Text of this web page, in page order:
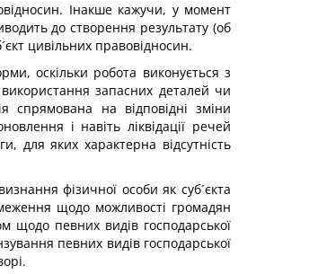
Інакше кажучи, у момент
до створення результату (об
цивільних правовідносин.
оскільки робота виконується з
запасних деталей чи
спрямована на відповідні зміни
і навіть ліквідації речей
для яких характерна відсутність
фізичної особи як суб´єкта
щодо можливості громадян
щодо певних видів господарської
певних видів господарської